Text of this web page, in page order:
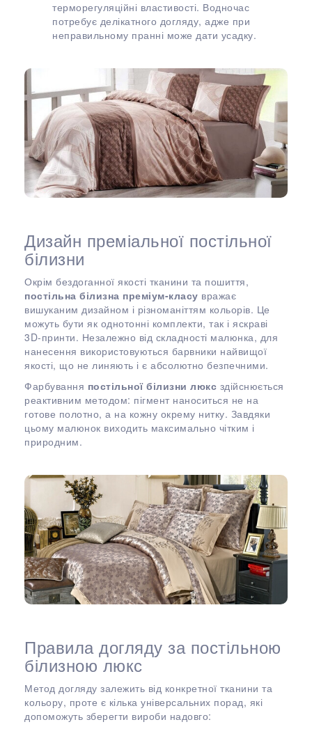
терморегуляційні властивості. Водночас
потребує делікатного догляду, адже при
неправильному пранні може дати усадку.
Дизайн преміальної постільної
білизни
Окрім бездоганної якості тканини та пошиття,
постільна білизна преміум-класу вражає
вишуканим дизайном і різноманіттям кольорів. Це
можуть бути як однотонні комплекти, так і яскраві
3D-принти. Незалежно від складності малюнка, для
нанесення використовуються барвники найвищої
якості, що не линяють і є абсолютно безпечними.
Фарбування постільної білизни люкс здійснюється
реактивним методом: пігмент наноситься не на
готове полотно, а на кожну окрему нитку. Завдяки
цьому малюнок виходить максимально чітким і
природним.
Правила догляду за постільною
білизною люкс
Метод догляду залежить від конкретної тканини та
кольору, проте є кілька універсальних порад, які
допоможуть зберегти вироби надовго: